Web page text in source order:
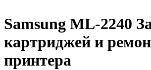
Samsung ML-2240
картриджей и
принтера